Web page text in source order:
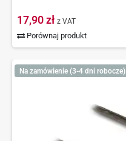
17,90 zł z VAT
Porównaj produkt
Na zamówienie (3-4 dni robocze)